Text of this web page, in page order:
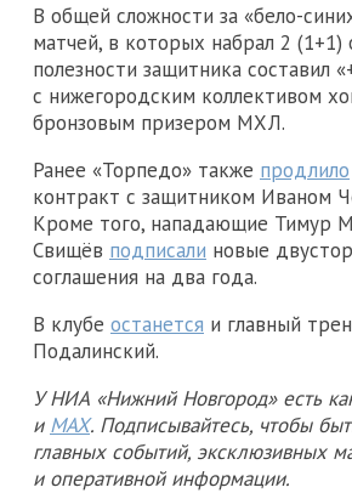
В общей сложности за «бело-
матчей, в которых набрал 2 (1+1)
полезности защитника составил
с нижегородским коллективом
бронзовым призером МХЛ.
Ранее «Торпедо» также продлило
контракт с защитником Иваном
Кроме того, нападающие Тимур
Свищёв подписали новые
соглашения на два года.
В клубе останется и главный
Подалинский.
У НИА «Нижний Новгород» есть
и MAX. Подписывайтесь, чтобы
главных событий, эксклюзивных
и оперативной информации.